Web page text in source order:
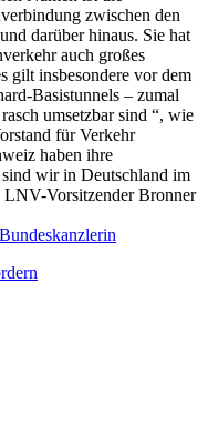
zwischen den
darüber hinaus. Sie hat
auch großes
gilt insbesondere vor dem
Basistunnels – zumal
umsetzbar sind “, wie
für Verkehr
haben ihre
wir in Deutschland im
LNV-Vorsitzender Bronner